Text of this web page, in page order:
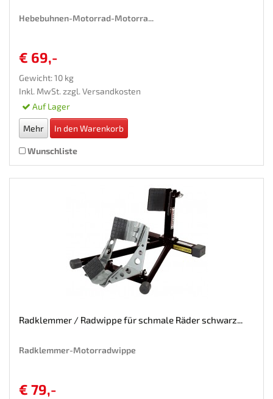
Hebebuhnen-Motorrad-Motorra...
€ 69,-
Gewicht: 10 kg
Inkl. MwSt. zzgl. Versandkosten
Auf Lager
Mehr In den Warenkorb
Wunschliste
Radklemmer / Radwippe für schmale Räder schwarz...
Radklemmer-Motorradwippe
€ 79,-